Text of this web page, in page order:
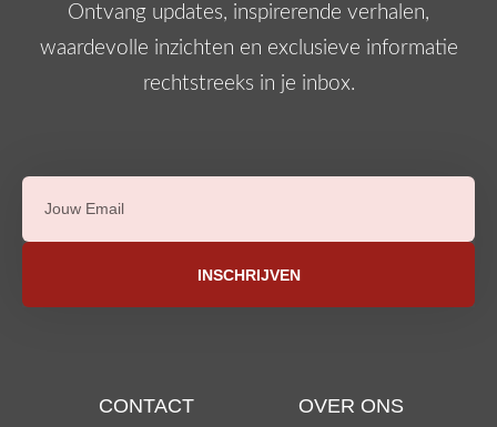
Ontvang updates, inspirerende verhalen,
waardevolle inzichten en exclusieve informatie
rechtstreeks in je inbox.
INSCHRIJVEN
CONTACT OVER ONS